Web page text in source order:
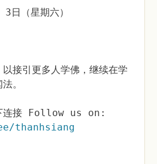
（星期六）
接引更多人学佛，继续在学
。
下连接 Follow us on:
thanhsiang